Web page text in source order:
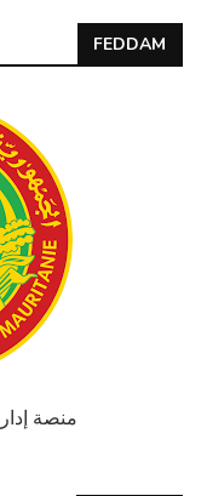
FEDDAM
منصة